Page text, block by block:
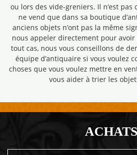
ou lors des vide-greniers. Il n’est
ne vend que dans sa boutique
anciens objets n’ont pas la même
nous appeler directement pour avoir
tout cas, nous vous conseillons de
équipe d’antiquaire si vous voulez
choses que vous voulez mettre en
vous aider à trier les
ACHATS